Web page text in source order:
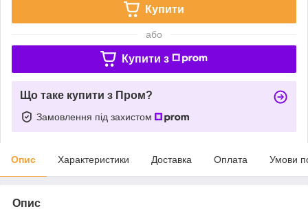
Купити
або
Купити з
Що таке купити з Пром?
Замовлення під захистом
Опис Характеристики Доставка Оплата Умови
Опис